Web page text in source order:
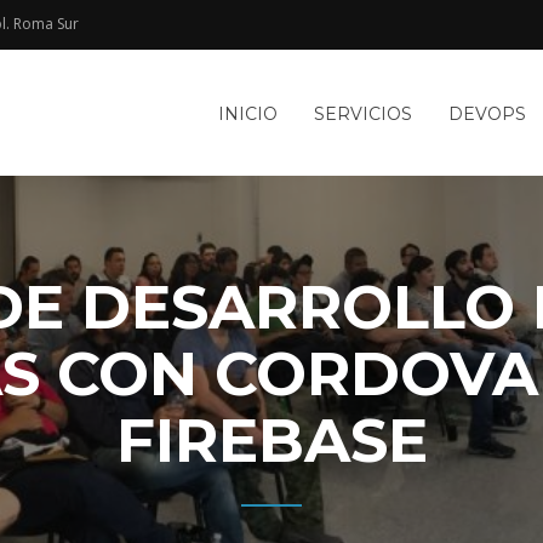
Roma Sur​
INICIO SERVICIOS DEVOPS
DESARROLLO
CON
FIREBASE